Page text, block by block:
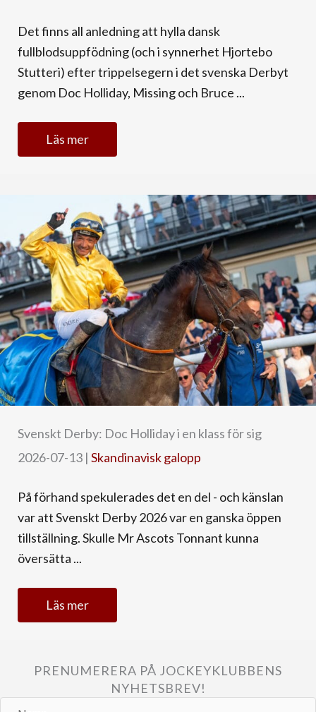
Det finns all anledning att hylla dansk
fullblodsuppfödning (och i synnerhet Hjortebo
Stutteri) efter trippelsegern i det svenska Derbyt
genom Doc Holliday, Missing och Bruce ...
Läs mer
Svenskt Derby: Doc Holliday i en klass för sig
2026-07-13 | Skandinavisk galopp
På förhand spekulerades det en del - och känslan
var att Svenskt Derby 2026 var en ganska öppen
tillställning. Skulle Mr Ascots Tonnant kunna
översätta ...
Läs mer
PRENUMERERA PÅ JOCKEYKLUBBENS
NYHETSBREV!
Namn